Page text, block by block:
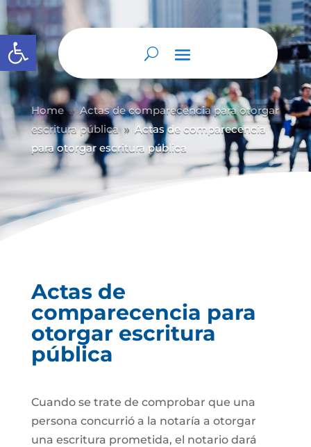
Abrir barra de herramientas
Home 9 Actas de comparecencia para otorgar
escritura pública
9 Actas de comparecencia
para otorgar escritura pública
Actas de
comparecencia para
otorgar escritura
pública
Cuando se trate de comprobar que una
persona concurrió a la notaría a otorgar
una escritura prometida, el notario dará